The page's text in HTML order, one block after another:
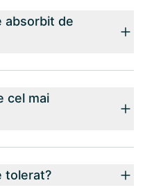
absorbit de
cel mai
tolerat?